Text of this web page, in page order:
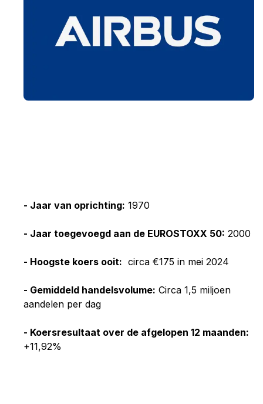
- Jaar van oprichting: 1970
- Jaar toegevoegd aan de EUROSTOXX 50: 2000
- Hoogste koers ooit: circa €175 in mei 2024
- Gemiddeld handelsvolume: Circa 1,5 miljoen
aandelen per dag
- Koersresultaat over de afgelopen 12 maanden:
+11,92%